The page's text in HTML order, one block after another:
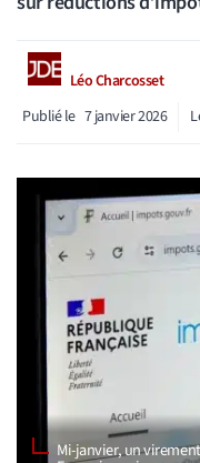
Léo Charcosset
Publié le 7 janvier 2026
Mi-janvier, un